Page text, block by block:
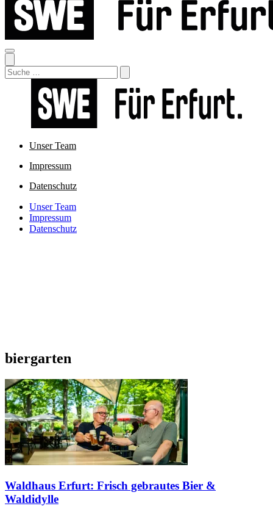
Search
Unser Team
Impressum
Datenschutz
Unser Team
Impressum
Datenschutz
biergarten
Waldhaus Erfurt: Frisch gebrautes Bier &
Waldidylle